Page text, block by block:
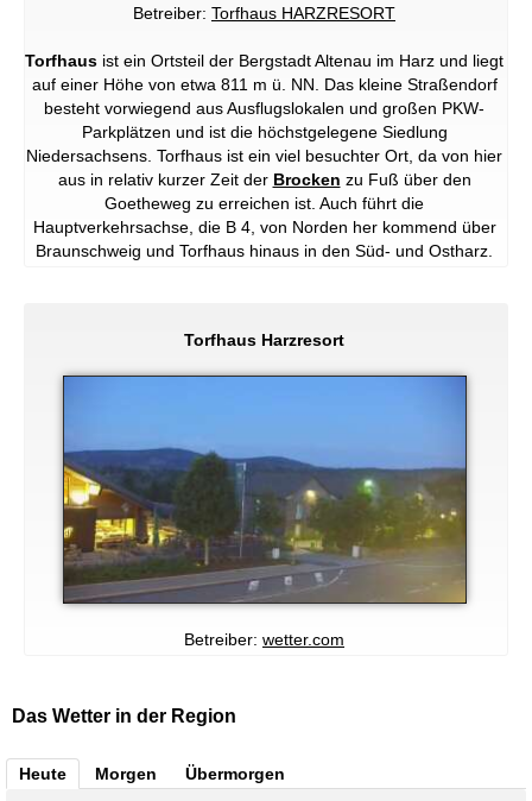
Betreiber: Torfhaus HARZRESORT
Torfhaus ist ein Ortsteil der Bergstadt Altenau im Harz und liegt
auf einer Höhe von etwa 811 m ü. NN. Das kleine Straßendorf
besteht vorwiegend aus Ausflugslokalen und großen PKW-
Parkplätzen und ist die höchstgelegene Siedlung
Niedersachsens. Torfhaus ist ein viel besuchter Ort, da von hier
aus in relativ kurzer Zeit der Brocken zu Fuß über den
Goetheweg zu erreichen ist. Auch führt die
Hauptverkehrsachse, die B 4, von Norden her kommend über
Braunschweig und Torfhaus hinaus in den Süd- und Ostharz.
Torfhaus Harzresort
Betreiber: wetter.com
Das Wetter in der Region
Heute Morgen Übermorgen